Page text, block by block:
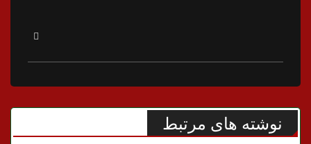
نوشته های مرتبط
سیاسی